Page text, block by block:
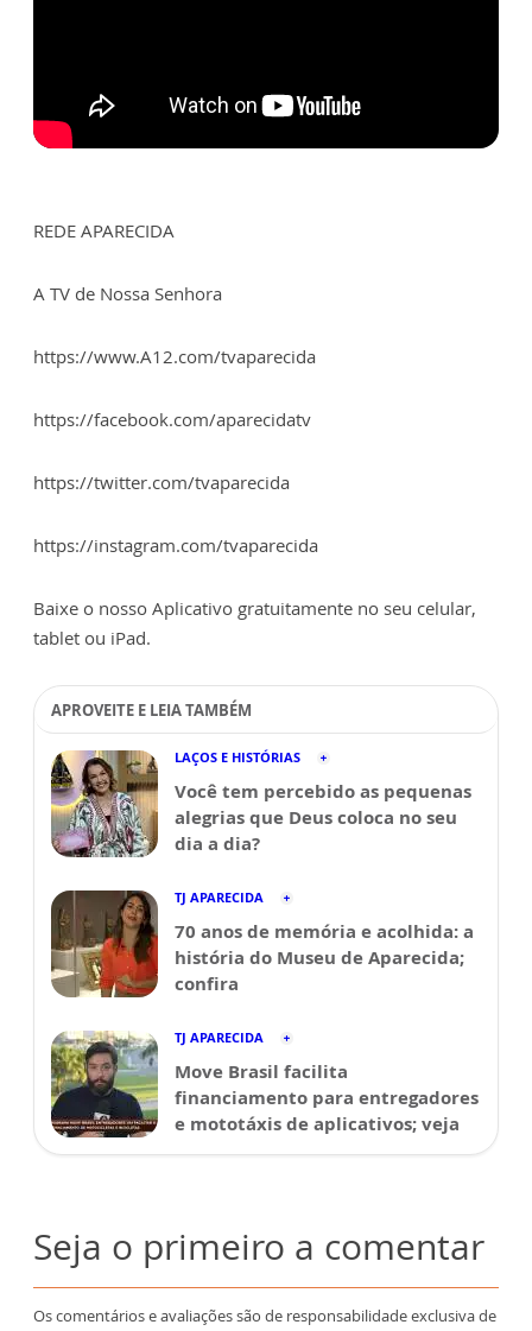
REDE APARECIDA
A TV de Nossa Senhora
https://www.A12.com/tvaparecida
https://facebook.com/aparecidatv
https://twitter.com/tvaparecida
https://instagram.com/tvaparecida
Baixe o nosso Aplicativo gratuitamente no seu celular,
tablet ou iPad.
APROVEITE E LEIA TAMBÉM
LAÇOS E HISTÓRIAS
Você tem percebido as pequenas
alegrias que Deus coloca no seu
dia a dia?
TJ APARECIDA
70 anos de memória e acolhida: a
história do Museu de Aparecida;
confira
TJ APARECIDA
Move Brasil facilita
financiamento para entregadores
e mototáxis de aplicativos; veja
Seja o primeiro a comentar
Os comentários e avaliações são de responsabilidade exclusiva de